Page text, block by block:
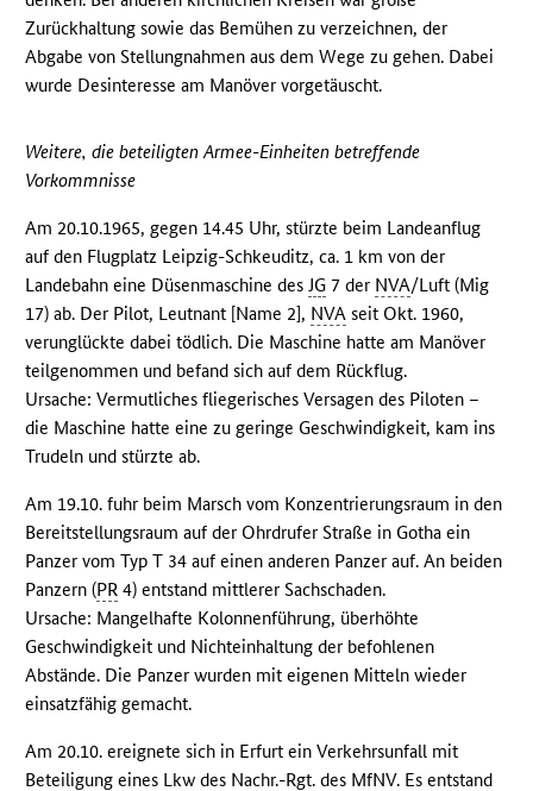
Zurückhaltung sowie das Bemühen zu verzeichnen, der
Abgabe von Stellungnahmen aus dem Wege zu gehen. Dabei
wurde Desinteresse am Manöver vorgetäuscht.
Weitere, die beteiligten Armee-Einheiten betreffende
Vorkommnisse
Am 20.10.1965, gegen 14.45 Uhr, stürzte beim Landeanflug
auf den Flugplatz Leipzig-Schkeuditz, ca. 1 km von der
Landebahn eine Düsenmaschine desJG 7 der NVA/Luft (Mig
17) ab. Der Pilot, Leutnant [Name 2], NVA seit Okt. 1960,
verunglückte dabei tödlich. Die Maschine hatte am Manöver
teilgenommen und befand sich auf dem Rückflug.
Ursache: Vermutliches fliegerisches Versagen des Piloten –
die Maschine hatte eine zu geringe Geschwindigkeit, kam ins
Trudeln und stürzte ab.
Am 19.10. fuhr beim Marsch vom Konzentrierungsraum in den
Bereitstellungsraum auf der Ohrdrufer Straße in Gotha ein
Panzer vom Typ T 34 auf einen anderen Panzer auf. An beiden
Panzern (PR 4) entstand mittlerer Sachschaden.
Ursache: Mangelhafte Kolonnenführung, überhöhte
Geschwindigkeit und Nichteinhaltung der befohlenen
Abstände. Die Panzer wurden mit eigenen Mitteln wieder
einsatzfähig gemacht.
Am 20.10. ereignete sich in Erfurt ein Verkehrsunfall mit
Beteiligung eines Lkw des Nachr.-Rgt. des MfNV. Es entstand